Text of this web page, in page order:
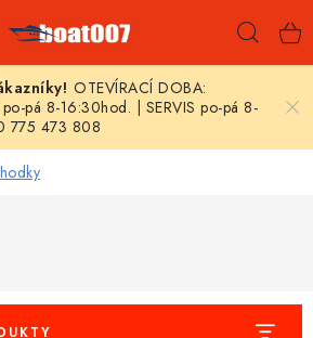
OTEVÍRACÍ DOBA:
po-pá 8-16:30hod. | SERVIS po-pá 8-
775 473 808